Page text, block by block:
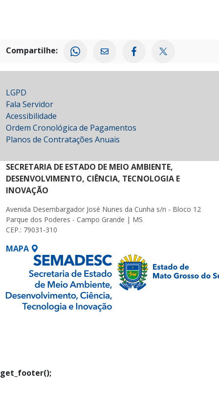
Compartilhe:
LGPD
Fala Servidor
Acessibilidade
Ordem Cronológica de Pagamentos
Planos de Contratações Anuais
SECRETARIA DE ESTADO DE MEIO AMBIENTE,
DESENVOLVIMENTO, CIÊNCIA, TECNOLOGIA E
INOVAÇÃO
Avenida Desembargador José Nunes da Cunha s/n - Bloco 12
Parque dos Poderes - Campo Grande | MS
CEP.: 79031-310
MAPA
get_footer();